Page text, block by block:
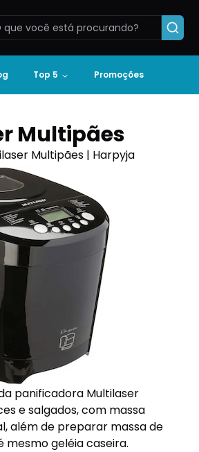
Top 5 Promoções
Multipães
Multipães | Harpyja
panificadora Multilaser
e salgados, com massa
além de preparar massa de
mesmo geléia caseira.